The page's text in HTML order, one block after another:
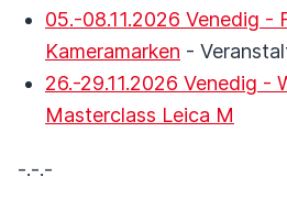
05.-08.11.2026 Venedig -
Kameramarken -
26.-29.11.2026 Venedig -
Masterclass Leica M
-.-.-